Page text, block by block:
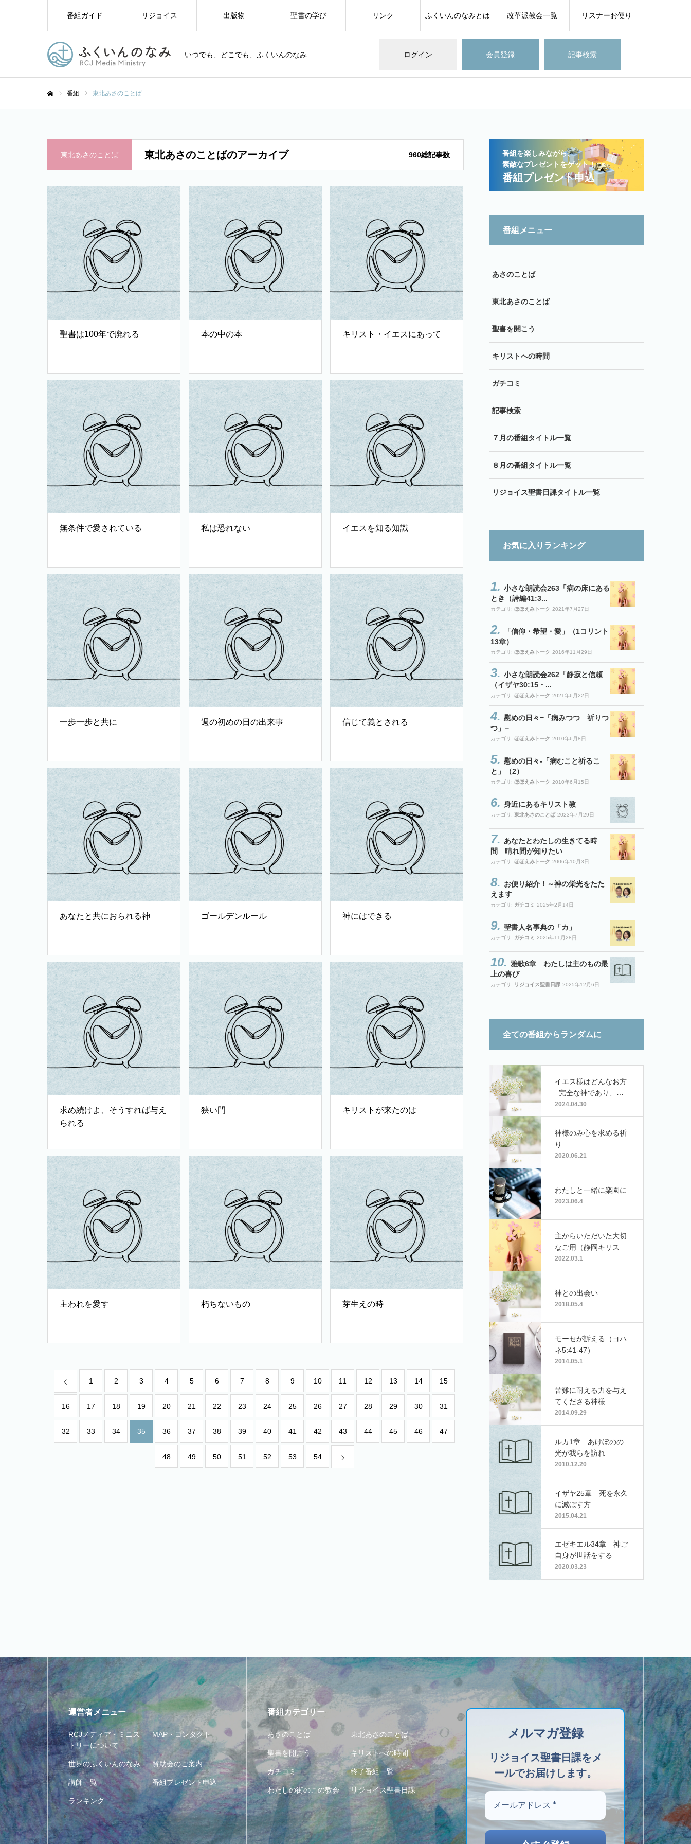
いつでも、どこでも、ふくいんのなみ ログイン 会員登録 記事検索
番組ガイド リジョイス 出版物 聖書の学び リンク ふくいんのなみとは 改革派教会一覧 リスナーお便り
番組 東北あさのことば
東北あさのことば 東北あさのことばのアーカイブ 960総記事数
聖書は100年で廃れる 本の中の本 キリスト・イエスにあって
無条件で愛されている 私は恐れない イエスを知る知識
一歩一歩と共に 週の初めの日の出来事 信じて義とされる
あなたと共におられる神 ゴールデンルール 神にはできる
求め続けよ、そうすれば与え
られる
狭い門 キリストが来たのは
主われを愛す 朽ちないもの 芽生えの時
1 2 3 4 5 6 7 8 9 10 11 12 13 14 15
16 17 18 19 20 21 22 23 24 25 26 27 28 29 30 31
32 33 34 35 36 37 38 39 40 41 42 43 44 45 46 47
48 49 50 51 52 53 54
番組を楽しみながら、
素敵なプレゼントをゲット！
番組プレゼント申込
番組メニュー
あさのことば
東北あさのことば
聖書を開こう
キリストへの時間
ガチコミ
記事検索
７月の番組タイトル一覧
８月の番組タイトル一覧
リジョイス聖書日課タイトル一覧
お気に入りランキング
小さな朗読会263「病の床にある
とき（詩編41:3...
カテゴリ: ほほえみトーク 2021年7月27日
「信仰・希望・愛」（1コリント
13章）
カテゴリ: ほほえみトーク 2016年11月29日
小さな朗読会262「静寂と信頼
（イザヤ30:15・...
カテゴリ: ほほえみトーク 2021年6月22日
慰めの日々−「病みつつ 祈りつ
つ」−
カテゴリ: ほほえみトーク 2010年6月8日
慰めの日々-「病むこと祈るこ
と」（2）
カテゴリ: ほほえみトーク 2010年6月15日
身近にあるキリスト教
カテゴリ: 東北あさのことば 2023年7月29日
あなたとわたしの生きてる時
間 晴れ間が知りたい
カテゴリ: ほほえみトーク 2006年10月3日
お便り紹介！～神の栄光をたた
えます
カテゴリ: ガチコミ 2025年2月14日
聖書人名事典の「カ」
カテゴリ: ガチコミ 2025年11月28日
雅歌6章 わたしは主のもの最
上の喜び
カテゴリ: リジョイス聖書日課 2025年12月6日
全ての番組からランダムに
イエス様はどんなお方
−完全な神であり、完
全な人であるお方
2024.04.30
神様のみ心を求める祈
り
2020.06.21
わたしと一緒に楽園に
2023.06.4
主からいただいた大切
なご用（静岡キリスト
教盲人伝道センター広
報誌「ホ・ロゴス58
2022.03.1
神との出会い
2018.05.4
モーセが訴える（ヨハ
ネ5:41-47）
2014.05.1
苦難に耐える力を与え
てくださる神様
2014.09.29
ルカ1章 あけぼのの
光が我らを訪れ
2010.12.20
イザヤ25章 死を永久
に滅ぼす方
2015.04.21
エゼキエル34章 神ご
自身が世話をする
2020.03.23
運営者メニュー
RCJメディア・ミニス
トリーについて
MAP・コンタクト
世界のふくいんのなみ 賛助会のご案内
講師一覧 番組プレゼント申込
ランキング
番組カテゴリー
あさのことば 東北あさのことば
聖書を開こう キリストへの時間
ガチコミ 終了番組一覧
わたしの街のこの教会 リジョイス聖書日課
メルマガ登録
リジョイス聖書日課をメ
ールでお届けします。